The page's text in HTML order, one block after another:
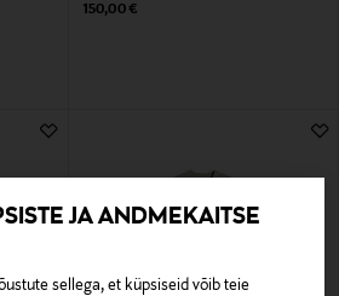
JA ANDMEKAITSE
sellega, et küpsiseid võib teie
Original Price
150,00 €